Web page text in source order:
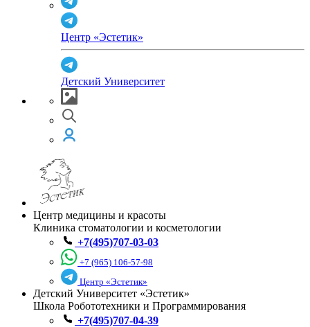
Центр «Эстетик»
Детский Университет
Центр медицины и красоты
Клиника стоматологии и косметологии
+7(495)707-03-03
+7 (965) 106-57-98
Центр «Эстетик»
Детский Университет «Эстетик»
Школа Робототехники и Программирования
+7(495)707-04-39